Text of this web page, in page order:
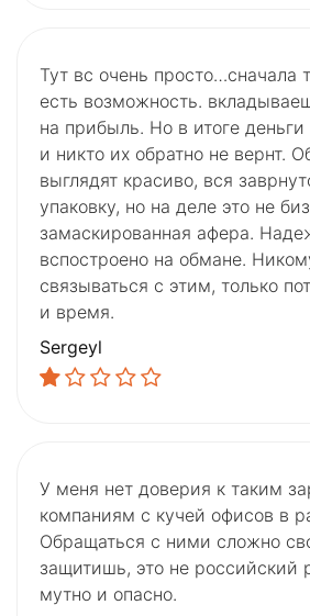
Тут вс очень просто…сначала
есть возможность.
на прибыль. Но в итоге
и никто их обратно не вернт.
выглядят красиво, вся
упаковку, но на деле это не
замаскированная афера.
вспостроено на обмане.
связываться с этим, только
и время.
Sergeyl
У меня нет доверия к таким
компаниям с кучей офисов в
Обращаться с ними сложно
защитишь, это не
мутно и опасно.